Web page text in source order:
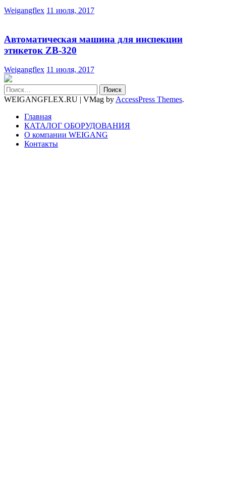
Weigangflex 11 июля, 2017
Автоматическая машина для инспекции
этикеток ZB-320
Weigangflex 11 июля, 2017
Найти:
WEIGANGFLEX.RU | VMag by AccessPress Themes.
Главная
КАТАЛОГ ОБОРУДОВАНИЯ
О компании WEIGANG
Контакты